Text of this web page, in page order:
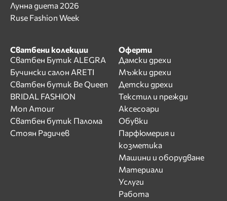
Лунна диета 2026
Ruse Fashion Week
Сватбени колекции
Сватбен Бутик ALEGRA
Бучински салон ARETI
Сватбен бутик Be Queen
BRIDAL FASHION
Mon Amour
Сватбен бутик Палома
Стоян Радичев
Оферти
Дамски дрехи
Мъжки дрехи
Детски дрехи
Текстил и прежди
Аксесоари
Обувки
Парфюмерия и
козметика
Машини и оборудване
Материали
Услуги
Работа